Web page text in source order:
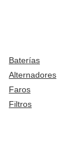
Baterías
Alternadores
Faros
Filtros